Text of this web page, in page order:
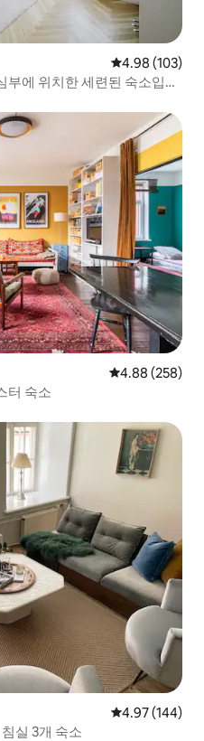
평점 4.98점(5
4.98 (103)
에 위치한 세련된 숙소입니
평점 4.88점(5
4.88 (258)
터 숙소
평점 4.97점(5
4.97 (144)
실 3개 숙소